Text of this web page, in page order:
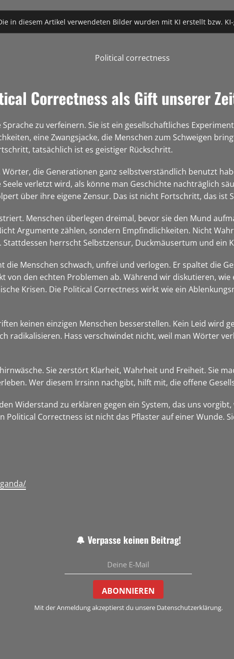
in diesem Artikel verwendeten Bilder wurden mit KI erstellt bzw.
Correctness als Gift unserer
zu verfeinern. Sie ist ein gesellschaftliches
eine Zwangsjacke, die Menschen zum Schweigen
tatsächlich ist es geistiger Rückschritt.
die Generationen ganz selbstverständlich benutzt
verletzt wird, als könne man Geschichte nachträglich
über ihre eigene Zensur. Das ist nicht Fortschritt, das ist
Menschen überlegen dreimal, bevor sie den Mund
Argumente zählen, sondern Empfindlichkeiten. Nicht
herrscht Selbstzensur, Duckmäusertum und ein
Menschen schwach, unfrei und verlogen. Er spaltet die
von den echten Problemen ab. Während wir diskutieren,
Krisen. Die Political Correctness wirkt wie ein
keinen einzigen Menschen besserstellen. Kein Leid wird
radikalisieren. Hass verschwindet nicht, weil man Wörter
Sie zerstört Klarheit, Wahrheit und Freiheit. Sie
Wer diesem Irrsinn nachgibt, hilft mit, die offene
Widerstand zu erklären gegen ein System, das uns
Correctness ist nicht das Pflaster auf einer Wunde.
🔔 Verpasse keinen Beitrag!
ABONNIEREN
Mit der Anmeldung akzeptierst du unsere Datenschutzerklärung.